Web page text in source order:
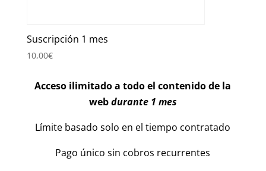
Suscripción 1 mes
10,00€
Acceso ilimitado a todo el contenido de la
webdurante 1 mes
Límite basado solo en el tiempo contratado
Pago único sin cobros recurrentes